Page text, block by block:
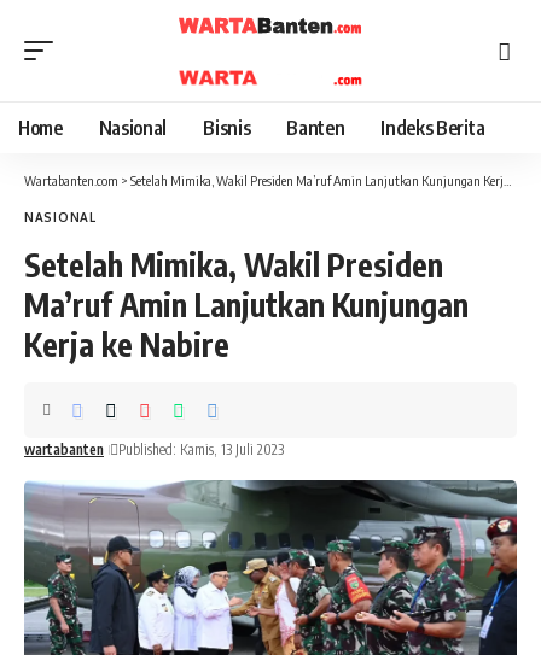
Home Nasional Bisnis Banten Indeks Berita
Wartabanten.com > Setelah Mimika, Wakil Presiden Ma’ruf Amin Lanjutkan Kunjungan Kerja ke Nabire
NASIONAL
Setelah Mimika, Wakil Presiden
Ma’ruf Amin Lanjutkan Kunjungan
Kerja ke Nabire
wartabanten Published: Kamis, 13 Juli 2023